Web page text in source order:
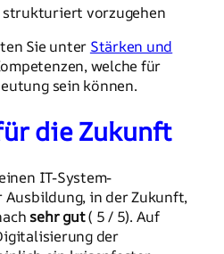
strukturiert vorzugehen
Sie unter Stärken und
welche für
sein können.
die Zukunft
IT-System-
Ausbildung, in der Zukunft,
sehr gut( 5 / 5). Auf
der